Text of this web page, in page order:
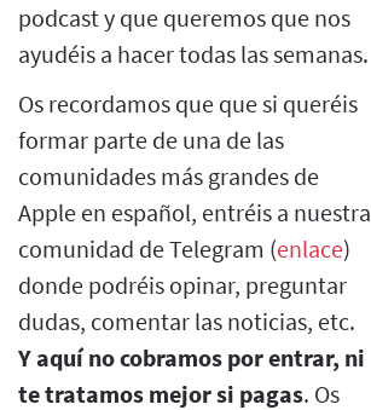
podcast y que queremos que nos
ayudéis a hacer todas las semanas.
Os recordamos que que si queréis
formar parte de una de las
comunidades más grandes de
Apple en español, entréis a nuestra
comunidad de Telegram (enlace)
donde podréis opinar, preguntar
dudas, comentar las noticias, etc.
Y aquí no cobramos por entrar, ni
te tratamos mejor si pagas. Os